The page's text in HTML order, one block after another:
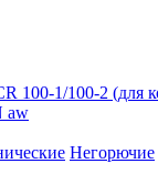
100-1/100-2 (для
aw
Негорючие